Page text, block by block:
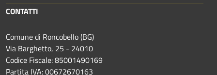
CONTATTI
Comune di Roncobello (BG)
Via Barghetto, 25 - 24010
Codice Fiscale: 85001490169
Partita IVA: 00672670163